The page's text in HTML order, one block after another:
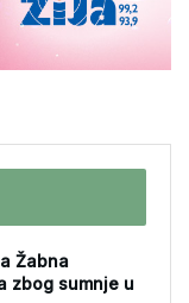
Žabna
zbog sumnje u